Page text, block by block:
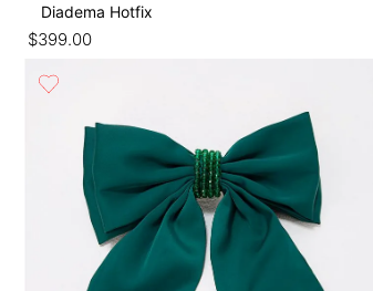
Diadema Hotfix
$399.00